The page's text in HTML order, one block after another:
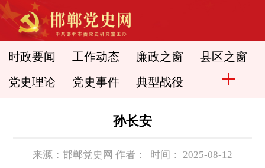
时政要闻 工作动态 廉政之窗 县区之窗
党史理论 党史事件 典型战役
孙长安
来源：邯郸党史网 作者： 时间： 2025-08-12